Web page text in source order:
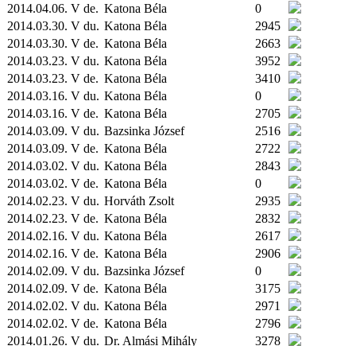
2014.04.06. V de. Katona Béla
0
2014.03.30. V du. Katona Béla
2945
2014.03.30. V de. Katona Béla
2663
2014.03.23. V du. Katona Béla
3952
2014.03.23. V de. Katona Béla
3410
2014.03.16. V du. Katona Béla
0
2014.03.16. V de. Katona Béla
2705
2014.03.09. V du. Bazsinka József
2516
2014.03.09. V de. Katona Béla
2722
2014.03.02. V du. Katona Béla
2843
2014.03.02. V de. Katona Béla
0
2014.02.23. V du. Horváth Zsolt
2935
2014.02.23. V de. Katona Béla
2832
2014.02.16. V du. Katona Béla
2617
2014.02.16. V de. Katona Béla
2906
2014.02.09. V du. Bazsinka József
0
2014.02.09. V de. Katona Béla
3175
2014.02.02. V du. Katona Béla
2971
2014.02.02. V de. Katona Béla
2796
2014.01.26. V du. Dr. Almási Mihály
3278